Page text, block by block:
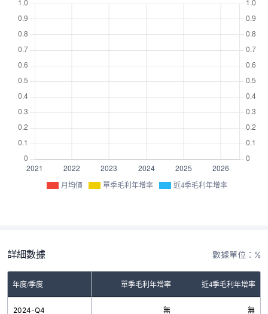
月均價 單季毛利年增率 近4季毛利年增率
詳細數據 數據單位：%
年度/季度 單季毛利年增率 近4季毛利年增率
2024-Q4 無 無